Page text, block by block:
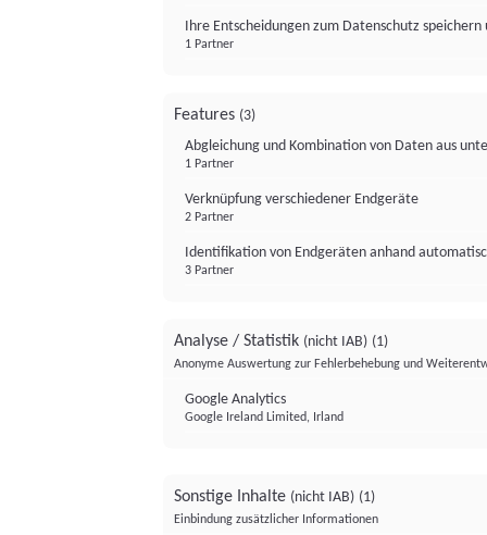
Ihre Entscheidungen zum Datenschutz
1 Partner
Features (3)
Abgleichung und Kombination von Daten aus
1 Partner
Verknüpfung verschiedener Endgeräte
2 Partner
Identifikation von Endgeräten anhand
3 Partner
Analyse / Statistik (nicht IAB) (1)
Anonyme Auswertung zur Fehlerbehebung und
Google Analytics
Google Ireland Limited, Irland
Sonstige Inhalte (nicht IAB) (1)
Einbindung zusätzlicher Informationen